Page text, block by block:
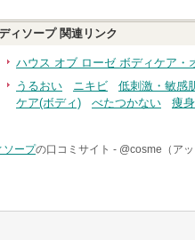
ィソープ関連リンク
ハウス オブ ローゼ ボディケア・
うるおい ニキビ 低刺激・敏感
ケア(ボディ)
べたつかない 痩
ソープの口コミサイト - @cosme（アッ